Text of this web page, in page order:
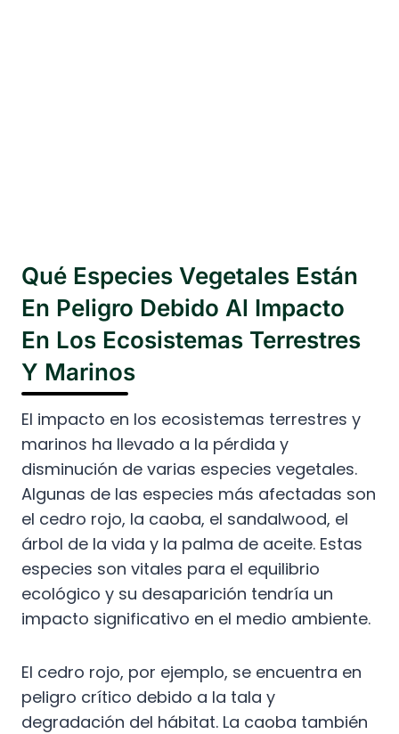
Qué Especies Vegetales Están
En Peligro Debido Al Impacto
En Los Ecosistemas Terrestres
Y Marinos
El impacto en los ecosistemas terrestres y
marinos ha llevado a la pérdida y
disminución de varias especies vegetales.
Algunas de las especies más afectadas son
el cedro rojo, la caoba, el sandalwood, el
árbol de la vida y la palma de aceite. Estas
especies son vitales para el equilibrio
ecológico y su desaparición tendría un
impacto significativo en el medio ambiente.
El cedro rojo, por ejemplo, se encuentra en
peligro crítico debido a la tala y
degradación del hábitat. La caoba también